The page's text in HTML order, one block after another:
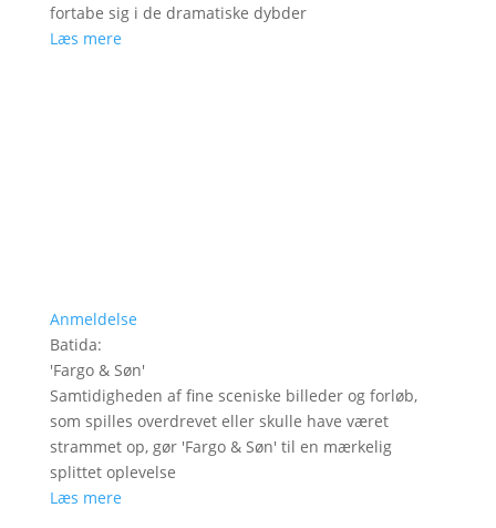
fortabe sig i de dramatiske dybder
Læs mere
Anmeldelse
Batida:
'Fargo & Søn'
Samtidigheden af fine sceniske billeder og forløb,
som spilles overdrevet eller skulle have været
strammet op, gør 'Fargo & Søn' til en mærkelig
splittet oplevelse
Læs mere